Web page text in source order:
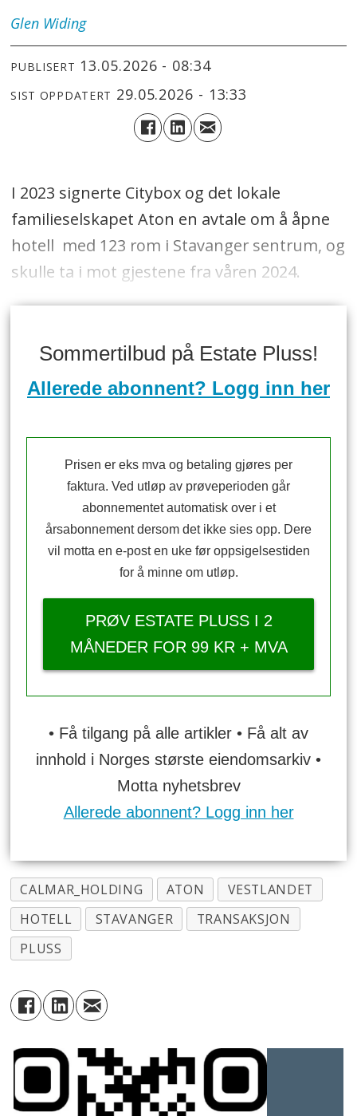
Glen Widing
PUBLISERT 13.05.2026 - 08:34
SIST OPPDATERT 29.05.2026 - 13:33
I 2023 signerte Citybox og det lokale
familieselskapet Aton en avtale om å åpne
hotell med 123 rom i Stavanger sentrum, og
skulle ta i mot gjestene fra våren 2024.
Sommertilbud på Estate Pluss!
Allerede abonnent? Logg inn her
Prisen er eks mva og betaling gjøres per
faktura. Ved utløp av prøveperioden går
abonnementet automatisk over i et
årsabonnement dersom det ikke sies opp. Dere
vil motta en e-post en uke før oppsigelsestiden
for å minne om utløp.
PRØV ESTATE PLUSS I 2
MÅNEDER FOR 99 KR + MVA
• Få tilgang på alle artikler • Få alt av
innhold i Norges største eiendomsarkiv •
Motta nyhetsbrev
Allerede abonnent? Logg inn her
CALMAR_HOLDING ATON
VESTLANDET
HOTELL
STAVANGER
TRANSAKSJON
PLUSS